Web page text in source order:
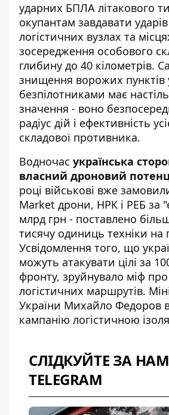
ударних БПЛА літакового
окупантам завдавати
логістичних вузлах та
зосередження особового
глибину до 40 кілометрів.
знищення ворожих пунктів
безпілотниками має
значення - воно
радіус дій і ефективність
складової противника.
Водночас українська
власний дроновий
році військові вже
Market дрони, НРК і РЕБ за
млрд грн - поставлено
тисячу одиниць техніки
Усвідомлення того, що
можуть атакувати цілі за
фронту, зруйнувало міф
логістичних маршрутів.
України Михайло Федоров
кампанію логістичною
СЛІДКУЙТЕ ЗА
TELEGRAM